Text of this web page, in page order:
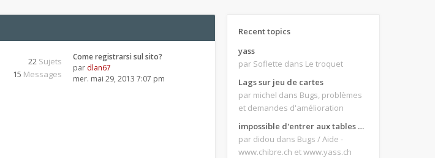
22 Sujets
15 Messages
Come registrarsi sul sito?
par dlan67
mer. mai 29, 2013 7:07 pm
Recent topics
yass
par Soflette dans Le troquet
Lags sur jeu de cartes
par michel dans Bugs, problèmes
et demandes d'amélioration
impossible d'entrer aux tables de jeux
par didou dans Bugs / Aide -
www.chibre.ch et www.yass.ch